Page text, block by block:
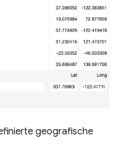
geografische